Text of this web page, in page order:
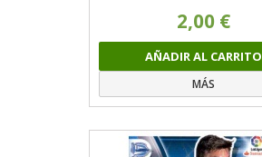
2,00 €
AÑADIR AL CARRITO
MÁS